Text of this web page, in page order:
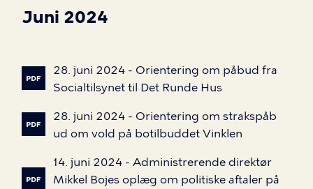
Juni 2024
28. juni 2024 - Orientering om påbud fra
Socialtilsynet til Det Runde Hus
28. juni 2024 - Orientering om strakspåb
ud om vold på botilbuddet Vinklen
14. juni 2024 - Administrerende direktør
Mikkel Bojes oplæg om politiske aftaler på